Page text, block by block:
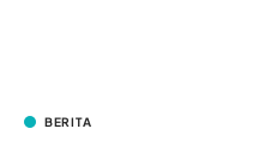
BERITA